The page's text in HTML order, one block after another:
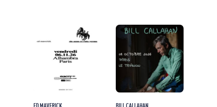
ED MAVERICK
BILL CALLAHAN